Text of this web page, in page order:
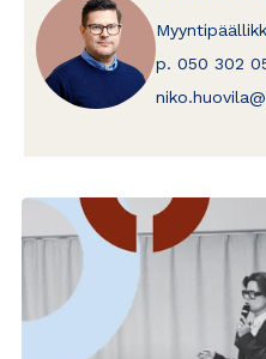
p. 050 302